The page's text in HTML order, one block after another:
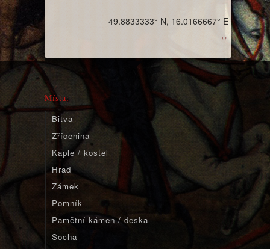
↔
49.8833333° N, 16.0166667° E
Místa:
Bitva
Zřícenina
Kaple / kostel
Hrad
Zámek
Pomník
Pamětní kámen / deska
Socha